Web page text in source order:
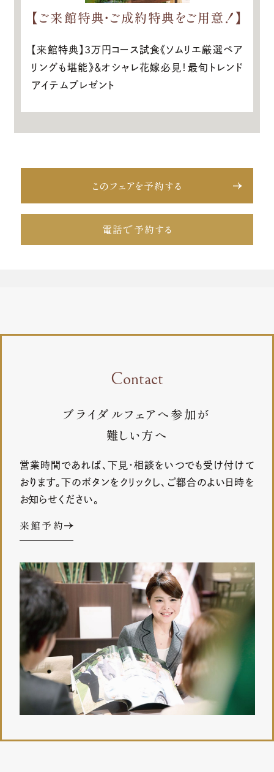
【ご来館特典・ご成約特典をご用意！】
【来館特典】3万円コース試食《ソムリエ厳選ペア
リングも堪能》＆オシャレ花嫁必見！最旬トレンド
アイテムプレゼント
このフェアを予約する
電話で予約する
Contact
ブライダルフェアへ参加が
難しい方へ
営業時間であれば、下見・相談をいつでも受け付けて
おります。下のボタンをクリックし、ご都合のよい日時を
お知らせください。
来館予約